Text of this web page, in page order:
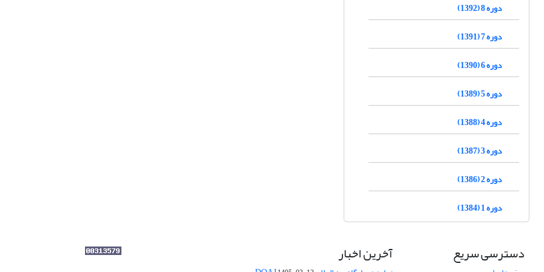
دوره 8 (1392)
دوره 7 (1391)
دوره 6 (1390)
دوره 5 (1389)
دوره 4 (1388)
دوره 3 (1387)
دوره 2 (1386)
دوره 1 (1384)
دسترسی سریع آخرین اخبار